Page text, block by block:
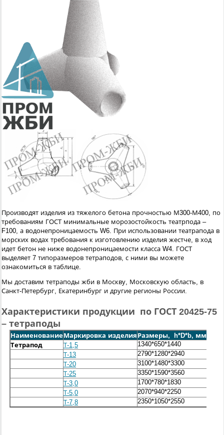
Производят изделия из тяжелого бетона прочностью М300-М400, по
требованиям ГОСТ минимальные морозостойкость театрпода –
F100, а водонепроницаемость W6. При использовании театрапода в
морских водах требования к изготовлению изделия жестче, в ход
идет бетон не ниже водонепроницаемости класса W4. ГОСТ
выделяет 7 типоразмеров тетраподов, с ними вы можете
ознакомиться в таблице.
Мы доставим тетраподы жби в Москву, Московскую область, в
Санкт-Петербург, Екатеринбург и другие регионы России.
Характеристики продукции по ГОСТ 20425-75
– тетраподы
НаименованиеМаркировка изделия Размеры, h*D*b, мм
Тетрапод
Т-1,5 1340*650*1440
Т-13
2790*1280*2940
Т-20
3100*1480*3300
Т-25
3350*1590*3560
Т-3,0
1700*780*1830
Т-5,0
2070*940*2250
Т-7,8
2350*1050*2550